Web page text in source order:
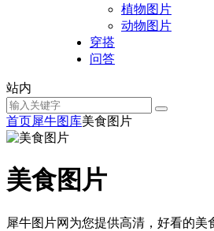
植物图片
动物图片
穿搭
问答
站内
首页犀牛图库美食图片
美食图片
犀牛图片网为您提供高清，好看的美